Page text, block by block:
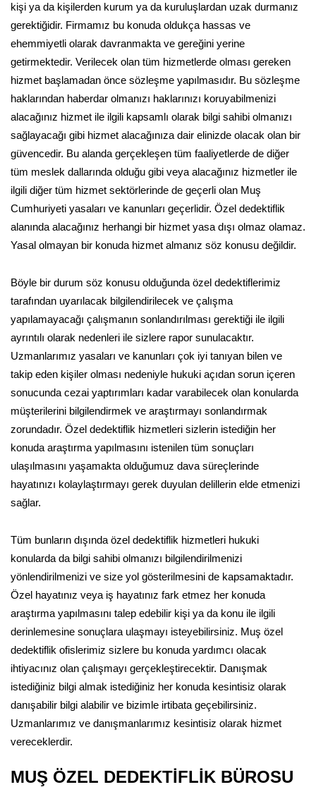
kişi ya da kişilerden kurum ya da kuruluşlardan uzak durmanız
gerektiğidir. Firmamız bu konuda oldukça hassas ve
ehemmiyetli olarak davranmakta ve gereğini yerine
getirmektedir. Verilecek olan tüm hizmetlerde olması gereken
hizmet başlamadan önce sözleşme yapılmasıdır. Bu sözleşme
haklarından haberdar olmanızı haklarınızı koruyabilmenizi
alacağınız hizmet ile ilgili kapsamlı olarak bilgi sahibi olmanızı
sağlayacağı gibi hizmet alacağınıza dair elinizde olacak olan bir
güvencedir. Bu alanda gerçekleşen tüm faaliyetlerde de diğer
tüm meslek dallarında olduğu gibi veya alacağınız hizmetler ile
ilgili diğer tüm hizmet sektörlerinde de geçerli olan Muş
Cumhuriyeti yasaları ve kanunları geçerlidir. Özel dedektiflik
alanında alacağınız herhangi bir hizmet yasa dışı olmaz olamaz.
Yasal olmayan bir konuda hizmet almanız söz konusu değildir.
Böyle bir durum söz konusu olduğunda özel dedektiflerimiz
tarafından uyarılacak bilgilendirilecek ve çalışma
yapılamayacağı çalışmanın sonlandırılması gerektiği ile ilgili
ayrıntılı olarak nedenleri ile sizlere rapor sunulacaktır.
Uzmanlarımız yasaları ve kanunları çok iyi tanıyan bilen ve
takip eden kişiler olması nedeniyle hukuki açıdan sorun içeren
sonucunda cezai yaptırımları kadar varabilecek olan konularda
müşterilerini bilgilendirmek ve araştırmayı sonlandırmak
zorundadır. Özel dedektiflik hizmetleri sizlerin istediğin her
konuda araştırma yapılmasını istenilen tüm sonuçları
ulaşılmasını yaşamakta olduğumuz dava süreçlerinde
hayatınızı kolaylaştırmayı gerek duyulan delillerin elde etmenizi
sağlar.
Tüm bunların dışında özel dedektiflik hizmetleri hukuki
konularda da bilgi sahibi olmanızı bilgilendirilmenizi
yönlendirilmenizi ve size yol gösterilmesini de kapsamaktadır.
Özel hayatınız veya iş hayatınız fark etmez her konuda
araştırma yapılmasını talep edebilir kişi ya da konu ile ilgili
derinlemesine sonuçlara ulaşmayı isteyebilirsiniz. Muş özel
dedektiflik ofislerimiz sizlere bu konuda yardımcı olacak
ihtiyacınız olan çalışmayı gerçekleştirecektir. Danışmak
istediğiniz bilgi almak istediğiniz her konuda kesintisiz olarak
danışabilir bilgi alabilir ve bizimle irtibata geçebilirsiniz.
Uzmanlarımız ve danışmanlarımız kesintisiz olarak hizmet
vereceklerdir.
MUŞ ÖZEL DEDEKTİFLİK BÜROSU